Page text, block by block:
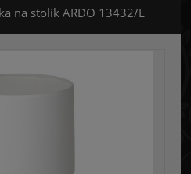
na stolik ARDO 13432/L